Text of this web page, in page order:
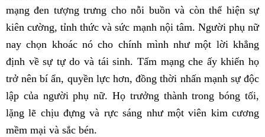
mạng đen tượng trưng cho nỗi buồn và còn thể hiện sự
kiên cường, tỉnh thức và sức mạnh nội tâm. Người phụ nữ
nay chọn khoác nó cho chính mình như một lời khẳng
định về sự tự do và tái sinh. Tấm mạng che ấy khiến họ
trở nên bí ẩn, quyền lực hơn, đồng thời nhấn mạnh sự độc
lập của người phụ nữ. Họ trưởng thành trong bóng tối,
lặng lẽ chịu đựng và rực sáng như một viên kim cương
mềm mại và sắc bén.